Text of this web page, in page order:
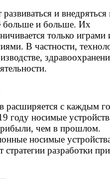
и внедряться
больше и больше. Их
только играми
В частности,
расширяется с каждым
году носимые
чем в прошлом.
носимые
разработки